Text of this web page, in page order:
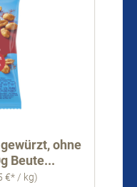
ohne
Beute...
(12,45 €* / kg)